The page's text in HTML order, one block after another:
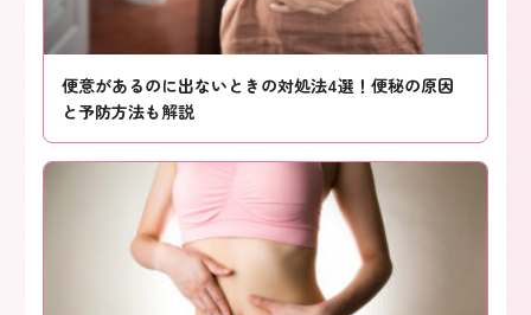
便意があるのに出ないときの対処法4選！便秘の原因
と予防方法も解説